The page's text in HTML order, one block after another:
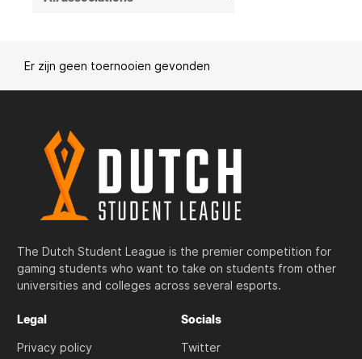
Er zijn geen toernooien gevonden
The Dutch Student League is the premier competition for
gaming students who want to take on students from other
universities and colleges across several esports.
Legal
Privacy policy
Socials
Twitter